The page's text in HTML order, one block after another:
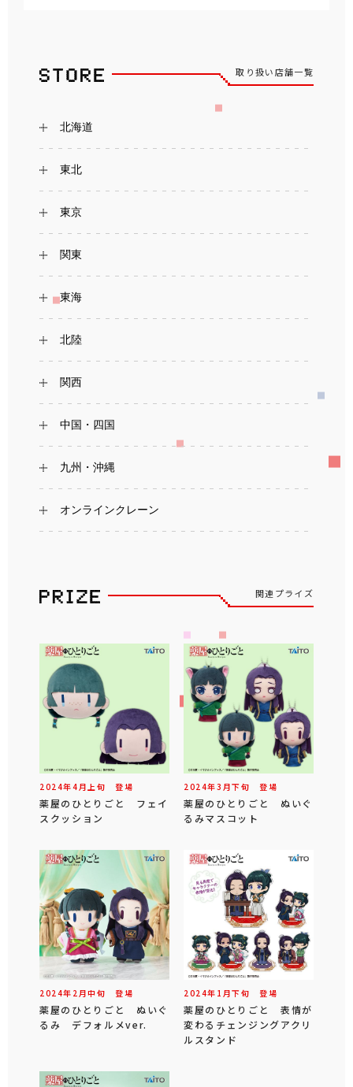
取り扱い店舗一覧
北海道
東北
東京
関東
東海
北陸
関西
中国・四国
九州・沖縄
オンラインクレーン
関連プライズ
2024年4 月 上旬 登場
薬屋のひとりごと フェイ
スクッション
2024年3 月下旬 登場
薬屋のひとりごと ぬいぐ
るみマスコット
2024年 2 月中旬 登場
薬屋のひとりごと ぬいぐ
るみ デフォルメver.
2024年 1 月下旬 登場
薬屋のひとりごと 表情が
変わるチェンジングアクリ
ルスタンド